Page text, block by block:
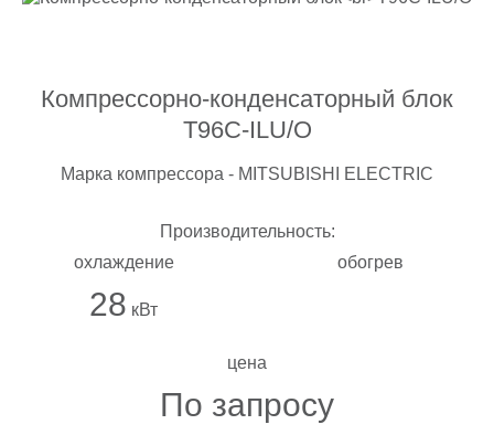
Компрессорно-конденсаторный блок
T96C-ILU/O
Марка компрессора - MITSUBISHI ELECTRIC
Производительность:
охлаждение
28 кВт
обогрев
цена
По запросу